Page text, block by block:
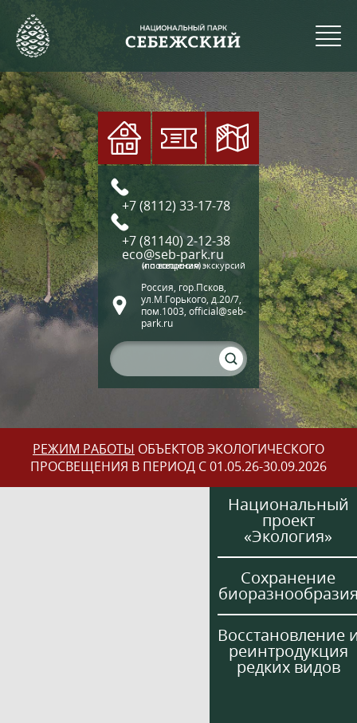
+7 (8112) 33-17-78
+7 (81140) 2-12-38
eco@seb-park.ru
(по вопросам экскурсий и посещения)
Россия, гор.Псков,
ул.М.Горького, д.20/7,
пом.1003, official@seb-
park.ru
РЕЖИМ РАБОТЫ ОБЪЕКТОВ ЭКОЛОГИЧЕСКОГО
ПРОСВЕЩЕНИЯ В ПЕРИОД С 01.05.26-30.09.2026
Национальный
проект
«Экология»
Сохранение
Восстановление
реинтродукция
редких видов